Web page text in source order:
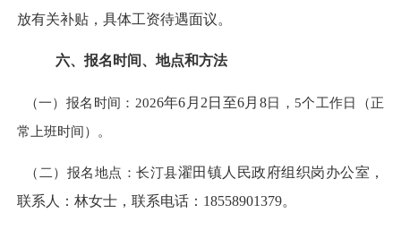
放有关补贴，具体工资待遇面议。
六、报名时间、地点和方法
（一）报名时间：2026年6 月 2 日至6月 8日， 5个工作日（正
常上班时间）。
（二）报名地点：长汀县濯田 镇人民政府组织岗办公室，
联系人： 林女士 ，联系电话： 18558901379。